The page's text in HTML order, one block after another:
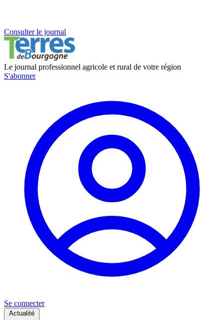
Consulter le journal
Le journal professionnel agricole et rural de votre région
S'abonner
Se connecter
Actualité